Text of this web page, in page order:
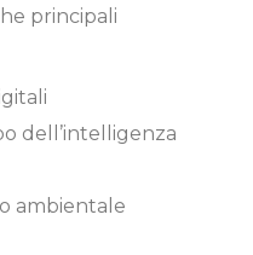
principali
dell’intelligenza
ambientale